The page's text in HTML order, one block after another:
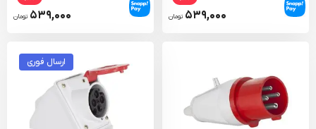
۵۳۹,۰۰۰ تومان ۵۳۹,۰۰۰ تومان
ارسال فوری